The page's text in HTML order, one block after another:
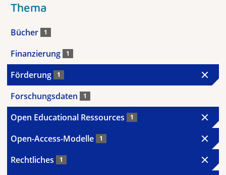
Thema
Bücher 1
Finanzierung 1
Förderung 1
Forschungsdaten 1
Open Educational Ressources 1
Open-Access-Modelle 1
Rechtliches 1